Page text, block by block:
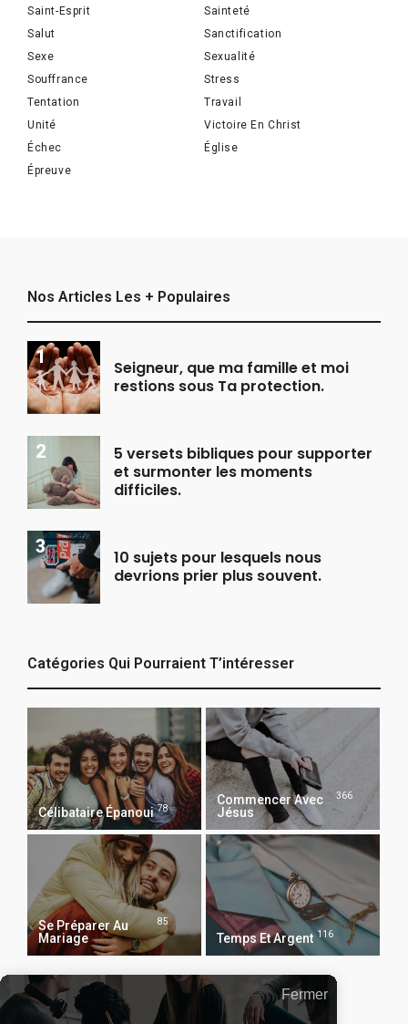
Saint-Esprit
Sainteté
Salut
Sanctification
Sexe
Sexualité
Souffrance
Stress
Tentation
Travail
Unité
Victoire En Christ
Échec
Église
Épreuve
Nos Articles Les + Populaires
Seigneur, que ma famille et moi
restions sous Ta protection.
5 versets bibliques pour supporter
et surmonter les moments
difficiles.
10 sujets pour lesquels nous
devrions prier plus souvent.
Catégories Qui Pourraient T’intéresser
Célibataire Épanoui 78
Commencer Avec
Jésus
366
Se Préparer Au
Mariage
85
Temps Et Argent 116
Recevoir Notre Newsletter Chaque Matin
Fermer